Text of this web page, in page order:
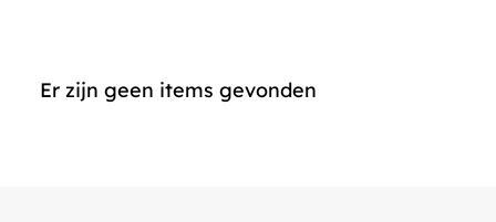
Er zijn geen items gevonden